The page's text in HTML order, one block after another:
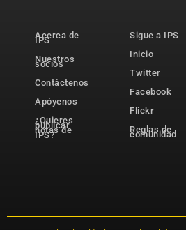
Acerca de
IPS
Nuestros
socios
Contáctenos
Apóyenos
¿Quieres
publicar
notas de
IPS?
Sigue a IPS
Inicio
Twitter
Facebook
Flickr
Reglas de
comunidad